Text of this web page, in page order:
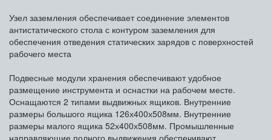
Узел заземления обеспечивает соединение элементов
антистатического стола с контуром заземления для
обеспечения отведения статических зарядов с поверхностей
рабочего места
Подвесные модули хранения обеспечивают удобное
размещение инструмента и оснастки на рабочем месте.
Оснащаются 2 типами выдвижных ящиков. Внутренние
размеры большого ящика 126х400х508мм. Внутренние
размеры малого ящика 52х400х508мм. Промышленные
направляющие полного выдвижения обеспечивают